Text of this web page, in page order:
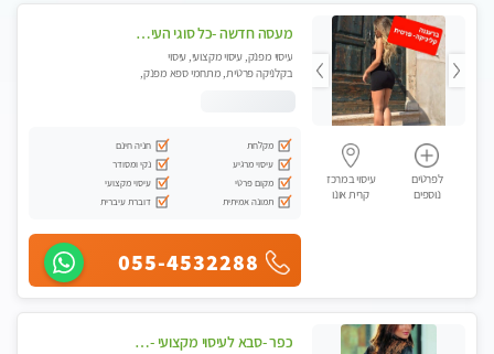
לפרטים
נוספים
עיסוי במרכז
קרית אונו
מעסה חדשה -כל סוגי העיסויים מעסה מקצועית ואיכותית פרטי!!!מומלץ לחלוטין!!
עיסוי מפנק, עיסוי מקצועי, עיסוי
בקלניקה פרטית, מתחמי ספא מפנק,
מקלחת
חניה חינם
עיסוי מרגיע
נקי ומסודר
מקום פרטי
עיסוי מקצועי
תמונה אמיתית
דוברת עיברית
055-4532288
כפר -סבא לעיסוי מקצועי -באווירה שקטה ונעימה לחוויה של רוגע מומלץ מאוד מאוד- ללא מין !